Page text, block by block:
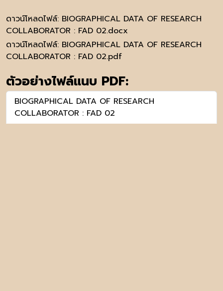
ดาวน์โหลดไฟล์: BIOGRAPHICAL DATA OF RESEARCH
COLLABORATOR : FAD 02.docx
ดาวน์โหลดไฟล์: BIOGRAPHICAL DATA OF RESEARCH
COLLABORATOR : FAD 02.pdf
ตัวอย่างไฟล์แนบ PDF:
BIOGRAPHICAL DATA OF RESEARCH
COLLABORATOR : FAD 02